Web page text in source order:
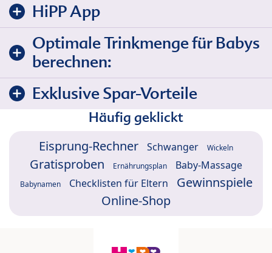
HiPP App
Optimale Trinkmenge für Babys
berechnen:
Exklusive Spar-Vorteile
Häufig geklickt
Eisprung-Rechner Schwanger Wickeln
Gratisproben Ernährungsplan Baby-Massage
Babynamen Checklisten für Eltern
Gewinnspiele
Online-Shop